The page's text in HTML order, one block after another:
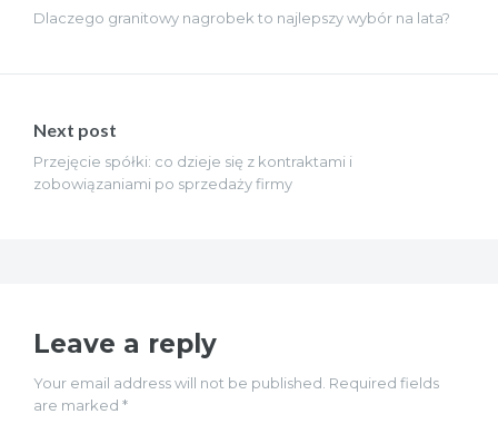
Dlaczego granitowy nagrobek to najlepszy wybór na lata?
Next post
Przejęcie spółki: co dzieje się z kontraktami i
zobowiązaniami po sprzedaży firmy
Leave a reply
Your email address will not be published. Required fields
are marked *